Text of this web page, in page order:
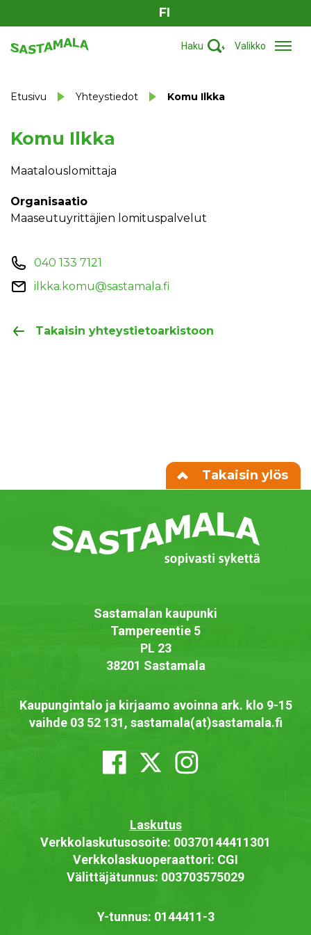
FI
Haku Valikko
Etusivu Yhteystiedot Komu Ilkka
Komu Ilkka
Maatalouslomittaja
Organisaatio
Maaseutuyrittäjien lomituspalvelut
040 133 7121
ilkka.komu@sastamala.fi
Takaisin yhteystietoarkistoon
Takaisin ylös
Sastamalan kaupunki
Tampereentie 5
PL 23
38201 Sastamala
Kaupungintalo ja kirjaamo avoinna ark. klo 9-15
vaihde 03 52 131, sastamala(at)sastamala.fi
Laskutus
Verkkolaskutusosoite: 00370144411301
Verkkolaskuoperaattori: CGI
Välittäjätunnus: 003703575029
Y-tunnus: 0144411-3